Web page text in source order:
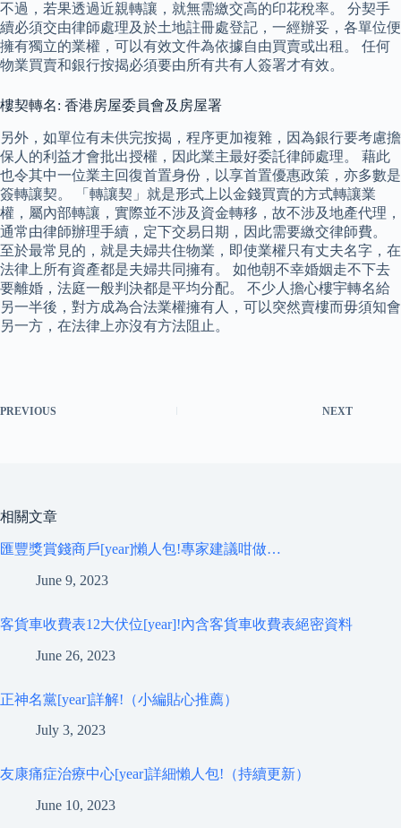
不過，若果透過近親轉讓，就無需繳交高的印花稅率。 分契手
續必須交由律師處理及於土地註冊處登記，一經辦妥，各單位便
擁有獨立的業權，可以有效文件為依據自由買賣或出租。 任何
物業買賣和銀行按揭必須要由所有共有人簽署才有效。
樓契轉名: 香港房屋委員會及房屋署
另外，如單位有未供完按揭，程序更加複雜，因為銀行要考慮擔
保人的利益才會批出授權，因此業主最好委託律師處理。 藉此
也令其中一位業主回復首置身份，以享首置優惠政策，亦多數是
簽轉讓契。 「轉讓契」就是形式上以金錢買賣的方式轉讓業
權，屬內部轉讓，實際並不涉及資金轉移，故不涉及地產代理，
通常由律師辦理手續，定下交易日期，因此需要繳交律師費。
至於最常見的，就是夫婦共住物業，即使業權只有丈夫名字，在
法律上所有資產都是夫婦共同擁有。 如他朝不幸婚姻走不下去
要離婚，法庭一般判決都是平均分配。 不少人擔心樓宇轉名給
另一半後，對方成為合法業權擁有人，可以突然賣樓而毋須知會
另一方，在法律上亦沒有方法阻止。
PREVIOUS NEXT
相關文章
匯豐獎賞錢商戶[year]懶人包!專家建議咁做…
June 9, 2023
客貨車收費表12大伏位[year]!內含客貨車收費表絕密資料
June 26, 2023
正神名黨[year]詳解!（小編貼心推薦）
July 3, 2023
友康痛症治療中心[year]詳細懶人包!（持續更新）
June 10, 2023